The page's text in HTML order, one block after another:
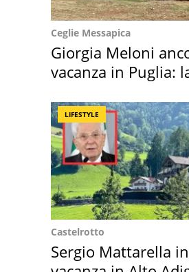
Ceglie Messapica
Giorgia Meloni
vacanza in Puglia:
LIFESTYLE
Castelrotto
Sergio Mattarella in